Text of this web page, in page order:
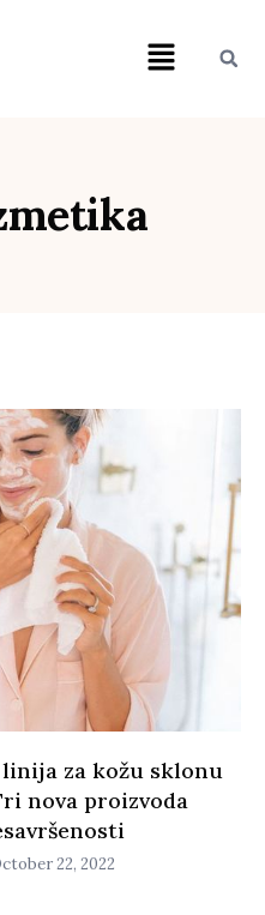
linija za kožu sklonu
nova proizvoda
22, 2022